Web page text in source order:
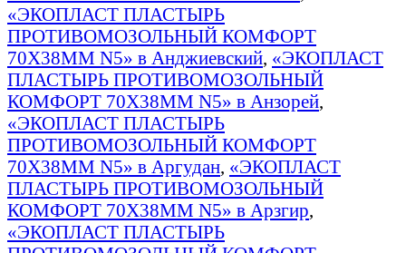
«ЭКОПЛАСТ ПЛАСТЫРЬ
ПРОТИВОМОЗОЛЬНЫЙ КОМФОРТ
70Х38ММ N5» в Анджиевский, «ЭКОПЛАСТ
ПЛАСТЫРЬ ПРОТИВОМОЗОЛЬНЫЙ
КОМФОРТ 70Х38ММ N5» в Анзорей,
«ЭКОПЛАСТ ПЛАСТЫРЬ
ПРОТИВОМОЗОЛЬНЫЙ КОМФОРТ
70Х38ММ N5» в Аргудан, «ЭКОПЛАСТ
ПЛАСТЫРЬ ПРОТИВОМОЗОЛЬНЫЙ
КОМФОРТ 70Х38ММ N5» в Арзгир,
«ЭКОПЛАСТ ПЛАСТЫРЬ